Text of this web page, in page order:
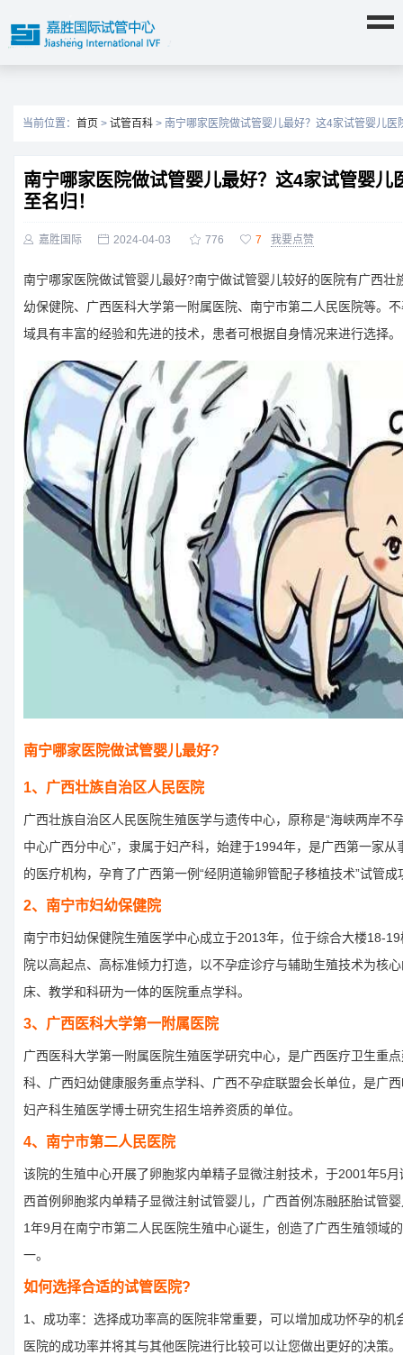
当前位置： 首页 > 试管百科 > 南宁哪家医院做试管婴儿最好？这4家试管婴儿医
南宁哪家医院做试管婴儿最好？这4家试管婴儿
至名归！
 嘉胜国际  2024-04-03  776  7 我要点赞
南宁哪家医院做试管婴儿最好?南宁做试管婴儿较好的医院有广西壮
幼保健院、广西医科大学第一附属医院、南宁市第二人民医院等。
域具有丰富的经验和先进的技术，患者可根据自身情况来进行选择。
南宁哪家医院做试管婴儿最好?
1、广西壮族自治区人民医院
广西壮族自治区人民医院生殖医学与遗传中心，原称是“海峡两岸不
中心广西分中心”，隶属于妇产科，始建于1994年，是广西第一家从
的医疗机构，孕育了广西第一例“经阴道输卵管配子移植技术”试管成
2、南宁市妇幼保健院
南宁市妇幼保健院生殖医学中心成立于2013年，位于综合大楼18-
院以高起点、高标准倾力打造，以不孕症诊疗与辅助生殖技术为核
床、教学和科研为一体的医院重点学科。
3、广西医科大学第一附属医院
广西医科大学第一附属医院生殖医学研究中心，是广西医疗卫生重
科、广西妇幼健康服务重点学科、广西不孕症联盟会长单位，是广
妇产科生殖医学博士研究生招生培养资质的单位。
4、南宁市第二人民医院
该院的生殖中心开展了卵胞浆内单精子显微注射技术，于2001年5月
西首例卵胞浆内单精子显微注射试管婴儿，广西首例冻融胚胎试管
1年9月在南宁市第二人民医院生殖中心诞生，创造了广西生殖领域
一。
如何选择合适的试管医院?
1、成功率：选择成功率高的医院非常重要，可以增加成功怀孕的机
医院的成功率并将其与其他医院进行比较可以让您做出更好的决策。